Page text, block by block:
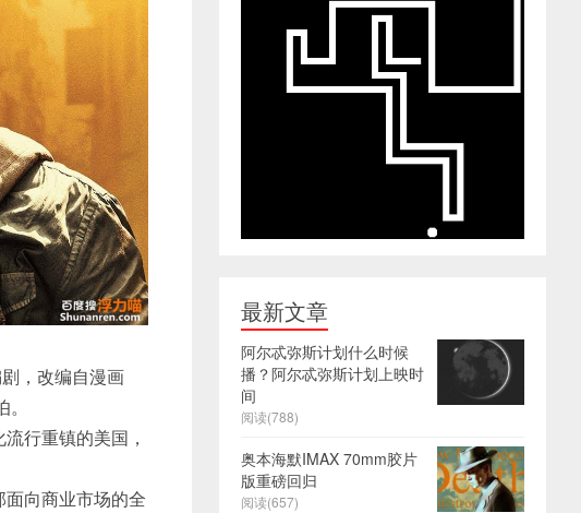
，改编自漫画
行重镇的美国，
向商业市场的全
最新文章
阿尔忒弥斯计划什么时候
播？阿尔忒弥斯计划上映时
间
阅读(788)
奥本海默IMAX 70mm胶片
版重磅回归
阅读(657)